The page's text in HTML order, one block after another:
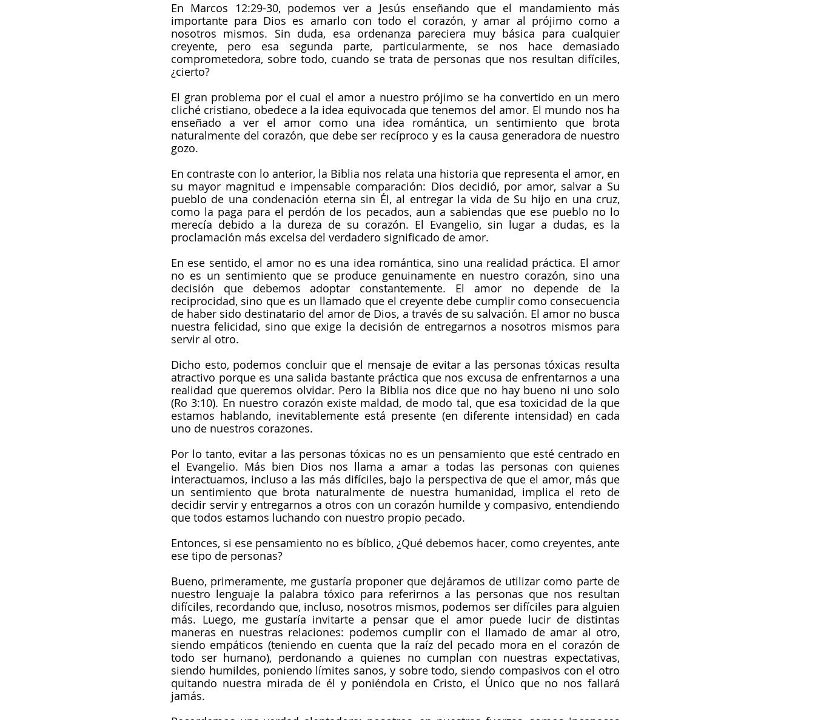
En Marcos 12:29-30, podemos ver a Jesús enseñando que el mandamiento más
importante para Dios es amarlo con todo el corazón, y amar al prójimo como a
nosotros mismos. Sin duda, esa ordenanza pareciera muy básica para cualquier
creyente, pero esa segunda parte, particularmente, se nos hace demasiado
comprometedora, sobre todo, cuando se trata de personas que nos resultan difíciles,
¿cierto?
El gran problema por el cual el amor a nuestro prójimo se ha convertido en un mero
cliché cristiano, obedece a la idea equivocada que tenemos del amor. El mundo nos ha
enseñado a ver el amor como una idea romántica, un sentimiento que brota
naturalmente del corazón, que debe ser recíproco y es la causa generadora de nuestro
gozo.
En contraste con lo anterior, la Biblia nos relata una historia que representa el amor, en
su mayor magnitud e impensable comparación: Dios decidió, por amor, salvar a Su
pueblo de una condenación eterna sin Él, al entregar la vida de Su hijo en una cruz,
como la paga para el perdón de los pecados, aun a sabiendas que ese pueblo no lo
merecía debido a la dureza de su corazón. El Evangelio, sin lugar a dudas, es la
proclamación más excelsa del verdadero significado de amor.
En ese sentido, el amor no es una idea romántica, sino una realidad práctica. El amor
no es un sentimiento que se produce genuinamente en nuestro corazón, sino una
decisión que debemos adoptar constantemente. El amor no depende de la
reciprocidad, sino que es un llamado que el creyente debe cumplir como consecuencia
de haber sido destinatario del amor de Dios, a través de su salvación. El amor no busca
nuestra felicidad, sino que exige la decisión de entregarnos a nosotros mismos para
servir al otro.
Dicho esto, podemos concluir que el mensaje de evitar a las personas tóxicas resulta
atractivo porque es una salida bastante práctica que nos excusa de enfrentarnos a una
realidad que queremos olvidar. Pero la Biblia nos dice que no hay bueno ni uno solo
(Ro 3:10). En nuestro corazón existe maldad, de modo tal, que esa toxicidad de la que
estamos hablando, inevitablemente está presente (en diferente intensidad) en cada
uno de nuestros corazones.
Por lo tanto, evitar a las personas tóxicas no es un pensamiento que esté centrado en
el Evangelio. Más bien Dios nos llama a amar a todas las personas con quienes
interactuamos, incluso a las más difíciles, bajo la perspectiva de que el amor, más que
un sentimiento que brota naturalmente de nuestra humanidad, implica el reto de
decidir servir y entregarnos a otros con un corazón humilde y compasivo, entendiendo
que todos estamos luchando con nuestro propio pecado.
Entonces, si ese pensamiento no es bíblico, ¿Qué debemos hacer, como creyentes, ante
ese tipo de personas?
Bueno, primeramente, me gustaría proponer que dejáramos de utilizar como parte de
nuestro lenguaje la palabra tóxico para referirnos a las personas que nos resultan
difíciles, recordando que, incluso, nosotros mismos, podemos ser difíciles para alguien
más. Luego, me gustaría invitarte a pensar que el amor puede lucir de distintas
maneras en nuestras relaciones: podemos cumplir con el llamado de amar al otro,
siendo empáticos (teniendo en cuenta que la raíz del pecado mora en el corazón de
todo ser humano), perdonando a quienes no cumplan con nuestras expectativas,
siendo humildes, poniendo límites sanos, y sobre todo, siendo compasivos con el otro
quitando nuestra mirada de él y poniéndola en Cristo, el Único que no nos fallará
jamás.